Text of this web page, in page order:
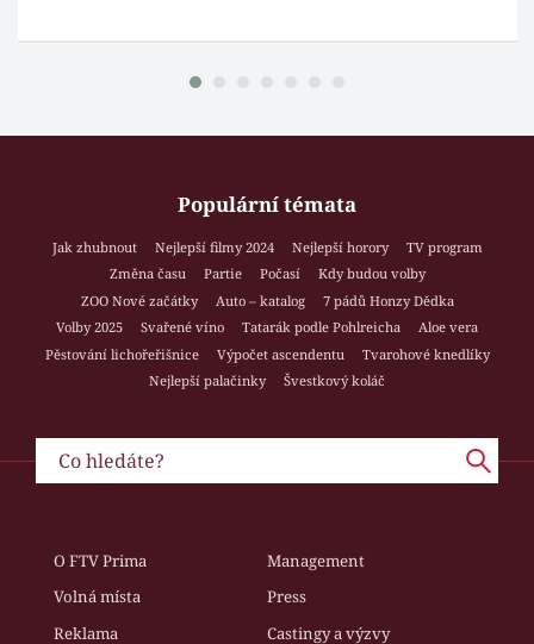
Populární témata
Jak zhubnout Nejlepší filmy 2024 Nejlepší horory
TV program
Změna času
Partie Počasí
Kdy budou volby
ZOO Nové začátky
Auto – katalog
7 pádů Honzy Dědka
Volby 2025
Svařené víno Tatarák podle Pohlreicha
Aloe vera
Pěstování lichořeřišnice
Výpočet ascendentu
Tvarohové knedlíky
Nejlepší palačinky
Švestkový koláč
O FTV Prima
Management
Volná místa
Press
Reklama
Castingy a výzvy